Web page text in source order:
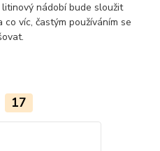
nádobí bude sloužit
víc, častým používáním se
17